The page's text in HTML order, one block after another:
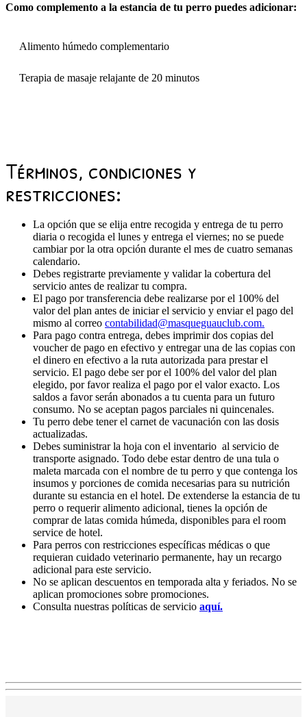
Como complemento a la estancia de tu perro puedes adicionar:
Alimento húmedo complementario
Terapia de masaje relajante de 20 minutos
Términos, condiciones y
restricciones:
La opción que se elija entre recogida y entrega de tu perro
diaria o recogida el lunes y entrega el viernes; no se puede
cambiar por la otra opción durante el mes de cuatro semanas
calendario.
Debes registrarte previamente y validar la cobertura del
servicio antes de realizar tu compra.
El pago por transferencia debe realizarse por el 100% del
valor del plan antes de iniciar el servicio y enviar el pago del
mismo al correo contabilidad@masqueguauclub.com.
Para pago contra entrega, debes imprimir dos copias del
voucher de pago en efectivo y entregar una de las copias con
el dinero en efectivo a la ruta autorizada para prestar el
servicio. El pago debe ser por el 100% del valor del plan
elegido, por favor realiza el pago por el valor exacto. Los
saldos a favor serán abonados a tu cuenta para un futuro
consumo. No se aceptan pagos parciales ni quincenales.
Tu perro debe tener el carnet de vacunación con las dosis
actualizadas.
Debes suministrar la hoja con el inventario al servicio de
transporte asignado. Todo debe estar dentro de una tula o
maleta marcada con el nombre de tu perro y que contenga los
insumos y porciones de comida necesarias para su nutrición
durante su estancia en el hotel. De extenderse la estancia de tu
perro o requerir alimento adicional, tienes la opción de
comprar de latas comida húmeda, disponibles para el room
service de hotel.
Para perros con restricciones específicas médicas o que
requieran cuidado veterinario permanente, hay un recargo
adicional para este servicio.
No se aplican descuentos en temporada alta y feriados. No se
aplican promociones sobre promociones.
Consulta nuestras políticas de servicio aquí.